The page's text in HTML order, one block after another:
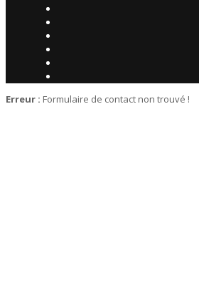
Erreur : Formulaire de contact non trouvé !